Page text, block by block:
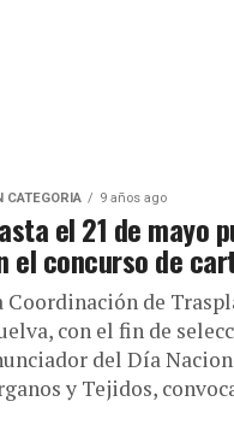
CATEGORÍA 9 años ago
el 21 de mayo
el concurso de
Coordinación de
con el fin de
del Día
y Tejidos,